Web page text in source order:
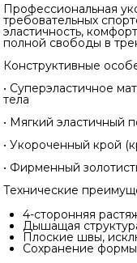
Профессиональная
требовательных
эластичность,
полной свободы в
Конструктивные
• Суперэластичное
тела
• Мягкий эластичный
• Укороченный крой
• Фирменный
Технические
4-сторонняя
Дышащая
Плоские швы,
Сохранение формы